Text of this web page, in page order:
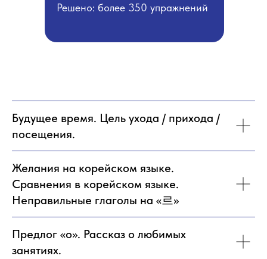
Решено: более 350 упражнений
Будущее время. Цель ухода / прихода /
посещения.
Желания на корейском языке.
Сравнения в корейском языке.
Неправильные глаголы на «르»
Предлог «о». Рассказ о любимых
занятиях.